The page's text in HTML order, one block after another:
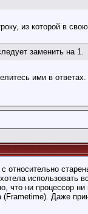
из которой в
заменить на 1.
ими в ответах.
использовать
ни процессор
Даже